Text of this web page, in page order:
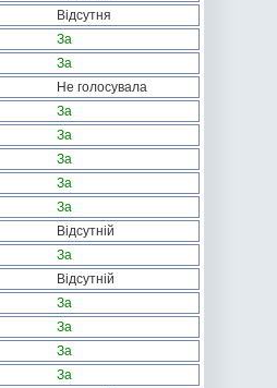
Відсутня
За
За
Не голосувала
За
За
За
За
За
Відсутній
За
Відсутній
За
За
За
За